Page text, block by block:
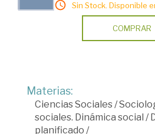
Sin Stock. Disponible
COMPRAR
Materias:
Ciencias Sociales/
sociales. Dinámica social /
planificado /